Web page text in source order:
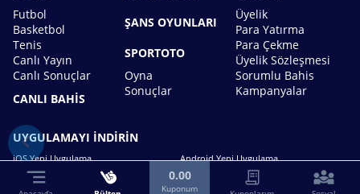
Futbol
Basketbol
Tenis
Canlı Yayın
Canlı Sonuçlar
CANLI BAHİS
ŞANS OYUNLARI
SPORTOTO
Oyna
Sonuçlar
Üyelik
Para Yatırma
Para Çekme
Üyelik Sözleşmesi
Sorumlu Bahis
Kampanyalar
UYGULAMAYI İNDİRİN
iOS Yeni Uygulama Android Yeni Uygulama
0.00
Kuponum